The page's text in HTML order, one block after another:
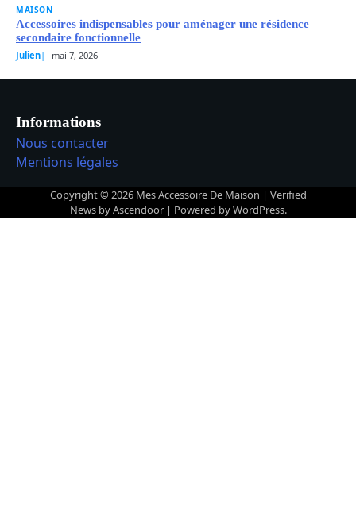
MAISON
Accessoires indispensables pour aménager une résidence
secondaire fonctionnelle
Julien mai 7, 2026
Informations
Nous contacter
Mentions légales
Copyright © 2026 Mes Accessoire De Maison | Verified
News byAscendoor| Powered byWordPress.